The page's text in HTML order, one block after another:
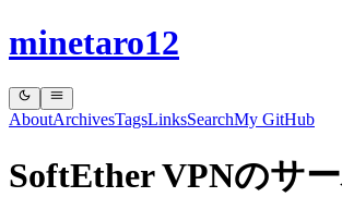
minetaro12
AboutArchivesTagsLinksSearchMy GitHub
SoftEther VPNのサ